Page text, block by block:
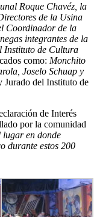
Roque Chavéz, la
de la Usina
Coordinador de la
integrantes de la
Instituto de Cultura
como: Monchito
Joselo Schuap y
Jurado del Instituto de
de Interés
por la comunidad
lugar en donde
durante estos 200